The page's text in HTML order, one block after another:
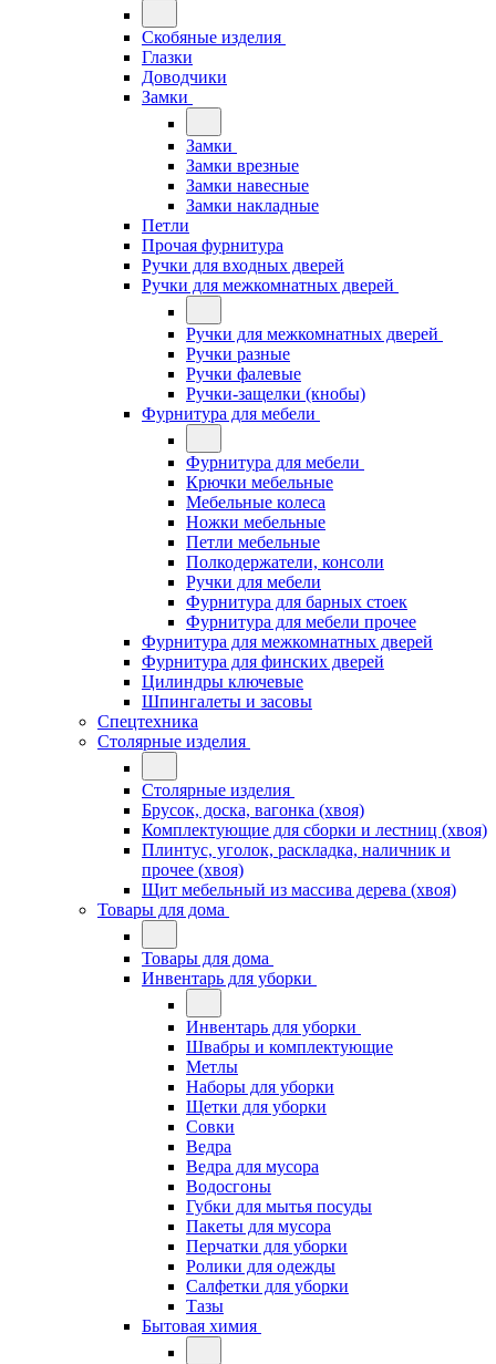
Скобяные изделия
Глазки
Доводчики
Замки
Замки
Замки врезные
Замки навесные
Замки накладные
Петли
Прочая фурнитура
Ручки для входных дверей
Ручки для межкомнатных дверей
Ручки для межкомнатных дверей
Ручки разные
Ручки фалевые
Ручки-защелки (кнобы)
Фурнитура для мебели
Фурнитура для мебели
Крючки мебельные
Мебельные колеса
Ножки мебельные
Петли мебельные
Полкодержатели, консоли
Ручки для мебели
Фурнитура для барных стоек
Фурнитура для мебели прочее
Фурнитура для межкомнатных дверей
Фурнитура для финских дверей
Цилиндры ключевые
Шпингалеты и засовы
Спецтехника
Столярные изделия
Столярные изделия
Брусок, доска, вагонка (хвоя)
Комплектующие для сборки и лестниц (хвоя)
Плинтус, уголок, раскладка, наличник и
прочее (хвоя)
Щит мебельный из массива дерева (хвоя)
Товары для дома
Товары для дома
Инвентарь для уборки
Инвентарь для уборки
Швабры и комплектующие
Метлы
Наборы для уборки
Щетки для уборки
Совки
Ведра
Ведра для мусора
Водосгоны
Губки для мытья посуды
Пакеты для мусора
Перчатки для уборки
Ролики для одежды
Салфетки для уборки
Тазы
Бытовая химия